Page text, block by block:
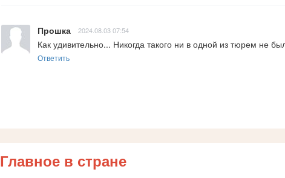
Прошка 2024.08.03 07:54
Как удивительно... Никогда такого ни в одной из тюрем не
Ответить
Главное в стране